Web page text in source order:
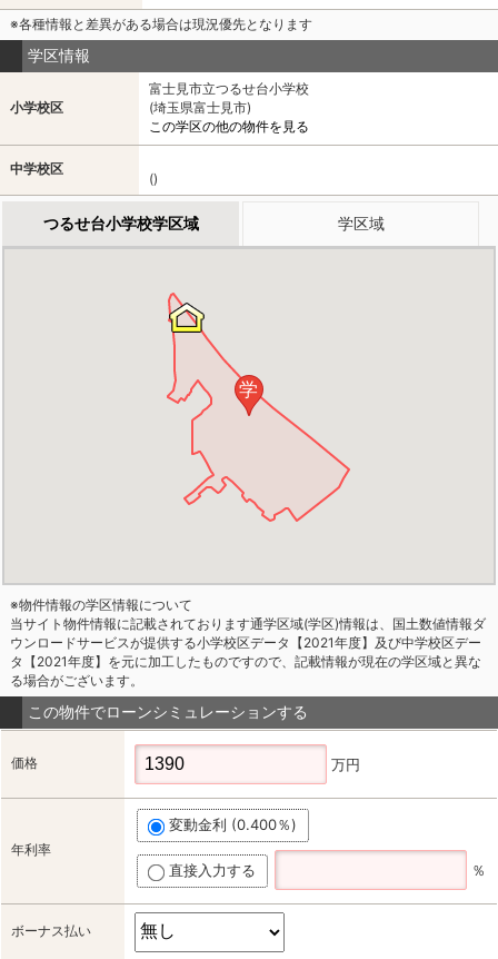
※各種情報と差異がある場合は現況優先となります
学区情報
小学校区
富士見市立つるせ台小学校
(埼玉県富士見市)
この学区の他の物件を見る
中学校区
()
つるせ台小学校学区域 学区域
学
※物件情報の学区情報について
当サイト物件情報に記載されております通学区域(学区)情報は、国土数値情報ダ
ウンロードサービスが提供する小学校区データ【2021年度】及び中学校区デー
タ【2021年度】を元に加工したものですので、記載情報が現在の学区域と異な
る場合がございます。
この物件でローンシミュレーションする
価格 万円
年利率
変動金利 (0.400％)
直接入力する ％
ボーナス払い